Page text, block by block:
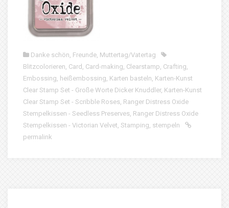
Danke schön, Freunde, Muttertag/Vatertag
Blitzcolorieren, Card , Card-making, Clearstamp, Crafting,
Embossing, heißembossing, Karten basteln, Karten-Kunst
Clear Stamp Set - Große Worte Dicker Knuddler, Karten-Kunst
Clear Stamp Set - Scribble Roses, Ranger Distress Oxide
Stempelkissen - Seedless Preserves, Ranger Distress Oxide
Stempelkissen - Victorian Velvet, Stamping, stempeln
permalink